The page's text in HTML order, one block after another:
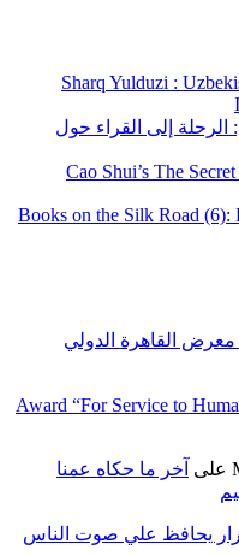
Sharq Yulduzi :
إلى القراء حول
Cao Shui’s The
Books on the Silk Road (6):
معرض القاهرة الدولي
Award “For Service to
على آخر ما حكاه عمنا
٣١ ضرار يحافظ علي صوت الناس